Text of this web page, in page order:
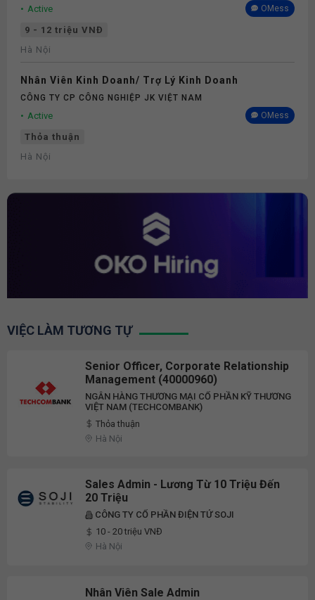
Active OMess
9 - 12 triệu VNĐ
Hà Nội
Nhân Viên Kinh Doanh/ Trợ Lý Kinh Doanh
CÔNG TY CP CÔNG NGHIỆP JK VIỆT NAM
Active OMess
Thỏa thuận
Hà Nội
VIỆC LÀM TƯƠNG TỰ
Senior Officer, Corporate Relationship
Management (40000960)
NGÂN HÀNG THƯƠNG MẠI CỔ PHẦN KỸ THƯƠNG
VIỆT NAM (TECHCOMBANK)
Thỏa thuận
Hà Nội
Sales Admin - Lương Từ 10 Triệu Đến
20 Triệu
CÔNG TY CỔ PHẦN ĐIỆN TỬ SOJI
10 - 20 triệu VNĐ
Hà Nội
Nhân Viên Sale Admin